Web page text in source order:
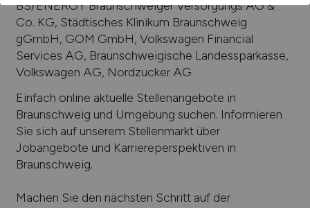
BS/ENERGY Braunschweiger Versorgungs AG &
Co. KG, Städtisches Klinikum Braunschweig
gGmbH, GOM GmbH, Volkswagen Financial
Services AG, Braunschweigische Landessparkasse,
Volkswagen AG, Nordzucker AG
Einfach online aktuelle Stellenangebote in
Braunschweig und Umgebung suchen. Informieren
Sie sich auf unserem Stellenmarkt über
Jobangebote und Karriereperspektiven in
Braunschweig.
Machen Sie den nächsten Schritt auf der